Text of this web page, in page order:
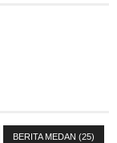
BERITA MEDAN (25)